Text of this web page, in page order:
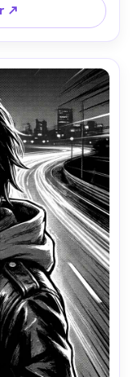
85mm, poca
ar 4:5
↗